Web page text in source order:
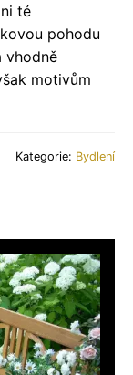
té
pohodu
vhodně
motivům
Kategorie: Bydlení